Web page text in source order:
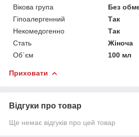
Вікова група
Без
Гіпоалергенний
Так
Некомедогенно
Так
Стать
Жіноча
Об`єм
100 мл
Приховати
Відгуки про товар
Ще немає відгуків про цей товар